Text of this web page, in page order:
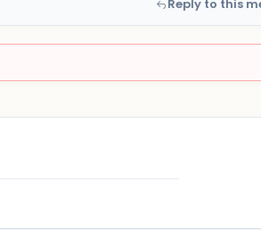
Reply to this